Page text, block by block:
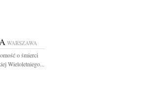
WARSZAWA
o śmierci
Wieloletniego...